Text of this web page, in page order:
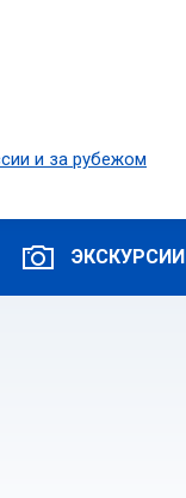
и за рубежом
ЭКСКУРСИИ